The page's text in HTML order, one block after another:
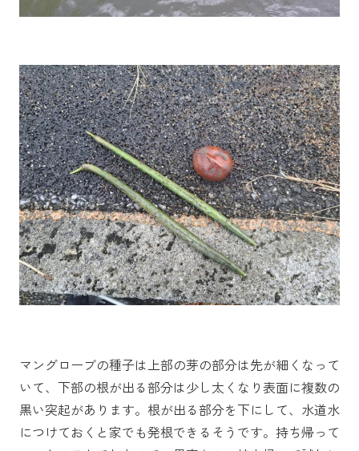
マングローブの種子は上部の芽の部分は先が細くなって
いて、下部の根が出る部分は少し太くなり表面に複数の
黒い突起があります。根が出る部分を下にして、水道水
につけておくと家でも発根できるそうです。持ち帰って